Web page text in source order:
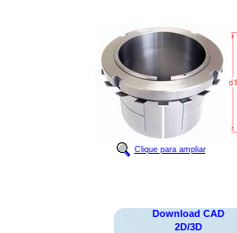
Clique para ampliar
Download CAD
2D/3D